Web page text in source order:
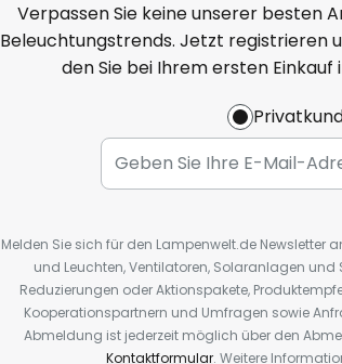
Verpassen Sie keine unserer besten
Beleuchtungstrends. Jetzt registrieren
den Sie bei Ihrem ersten
Melden Sie sich für den Lampenwelt.de
und Leuchten, Ventilatoren, Solaranlagen
Reduzierungen oder Aktionspakete,
Kooperationspartnern und Umfragen sowie
Abmeldung ist jederzeit möglich über den
Kontaktformular. Weitere